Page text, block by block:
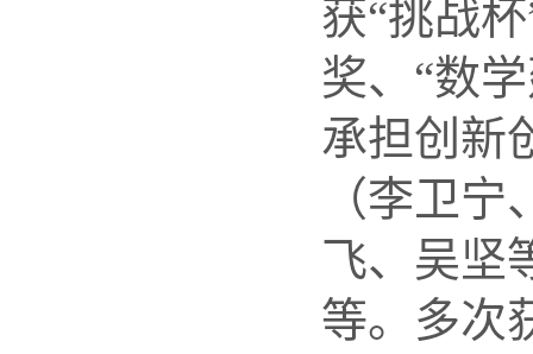
获“挑战杯
奖、 “数
承担创新
（李卫
飞、吴坚
等。多次